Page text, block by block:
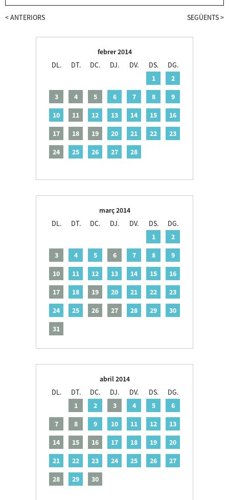
<ANTERIORS SEGÜENTS>
febrer 2014
DL.
DT. DC. DJ. DV. DS.
DG.
1
2
3
4 5 6 7 8
9
10
11 12 13 14 15
16
17
18 19 20 21 22
23
24
25 26 27 28
març 2014
DL.
DT. DC. DJ. DV. DS.
DG.
1
2
3
4 5 6 7 8
9
10
11 12 13 14 15
16
17
18 19 20 21 22
23
24
25 26 27 28 29
30
31
abril 2014
DL.
DT. DC. DJ. DV. DS.
DG.
1
2 3 4 5
6
7
8 9 10 11 12
13
14
15 16 17 18 19
20
21
22 23 24 25 26
27
28
29 30